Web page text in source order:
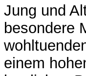
Jung und
besondere
einem